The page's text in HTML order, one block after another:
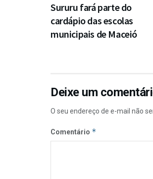
Sururu fará parte do
cardápio das escolas
municipais de Maceió
Deixe um
O seu endereço de e-mail não
Comentário *